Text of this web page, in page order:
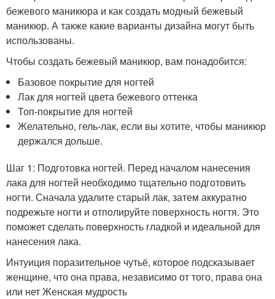
бежевого маникюра и как создать модный бежевый
маникюр. А также какие варианты дизайна могут быть
использованы.
Чтобы создать бежевый маникюр, вам понадобится:
Базовое покрытие для ногтей
Лак для ногтей цвета бежевого оттенка
Топ-покрытие для ногтей
Желательно, гель-лак, если вы хотите, чтобы маникюр
держался дольше.
Шаг 1: Подготовка ногтей. Перед началом нанесения
лака для ногтей необходимо тщательно подготовить
ногти. Сначала удалите старый лак, затем аккуратно
подрежьте ногти и отполируйте поверхность ногтя. Это
поможет сделать поверхность гладкой и идеальной для
нанесения лака.
Интуиция поразительное чутьё, которое подсказывает
женщине, что она права, независимо от того, права она
или нет Женская мудрость